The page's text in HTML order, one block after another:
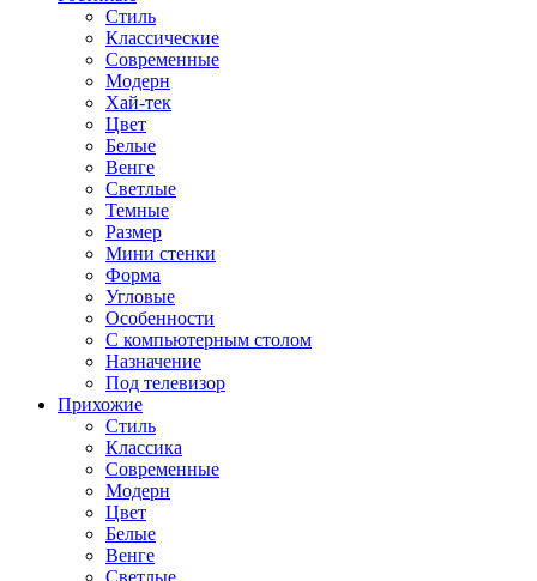
Стиль
Классические
Современные
Модерн
Хай-тек
Цвет
Белые
Венге
Светлые
Темные
Размер
Мини стенки
Форма
Угловые
Особенности
С компьютерным столом
Назначение
Под телевизор
Прихожие
Стиль
Классика
Современные
Модерн
Цвет
Белые
Венге
Светлые